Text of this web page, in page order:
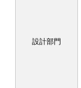
設計部門